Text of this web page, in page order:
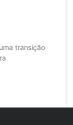
transição